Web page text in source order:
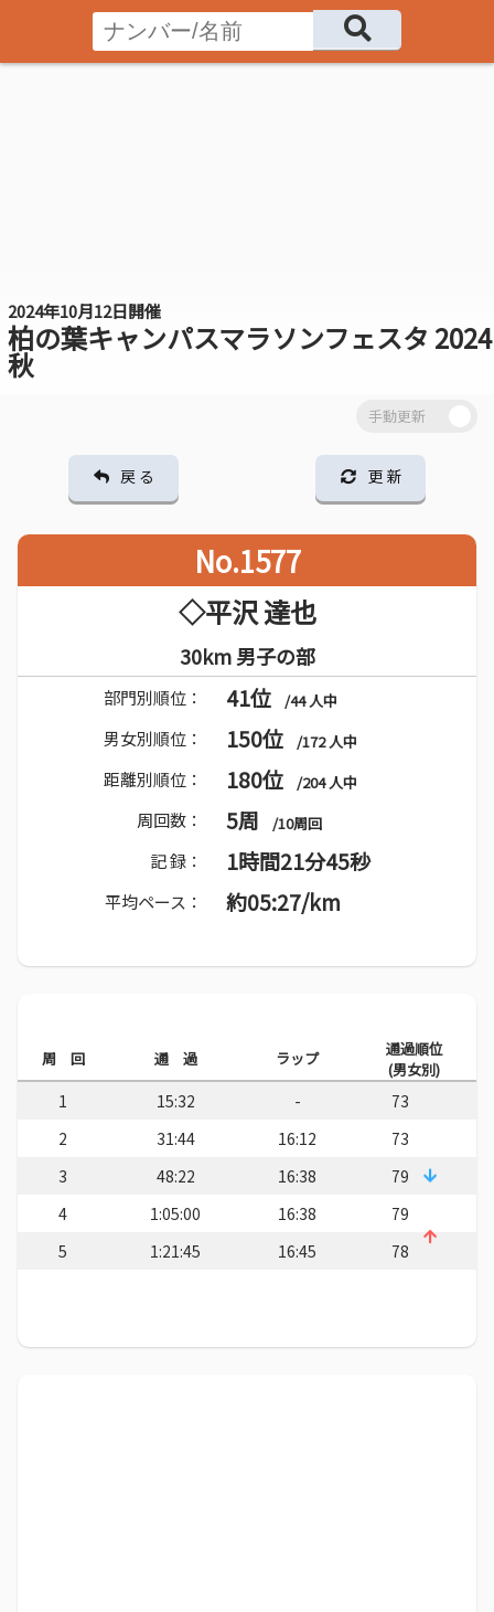
2024年10月12日開催
柏の葉キャンパスマラソンフェスタ 2024
秋
戻 る 更 新
No.1577
◇平沢 達也
30km 男子の部
部門別順位： 41位 /44 人中
男女別順位： 150位 /172 人中
距離別順位： 180位 /204 人中
周回数： 5周 /10周回
記 録： 1時間21分45秒
平均ペース： 約05:27/km
周 回 通 過 ラップ
通過順位
(男女別)
1 15:32 -
73
2
31:44 16:12
73
3
48:22 16:38
79
4
1:05:00 16:38
79
5
1:21:45 16:45 78